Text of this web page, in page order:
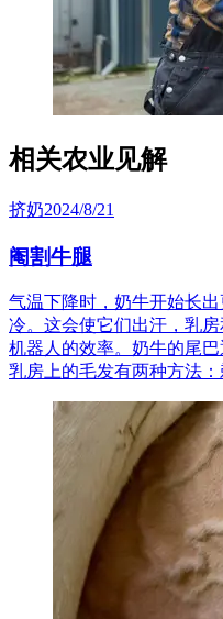
相关农业见解
挤奶2024/8/21
阉割牛腿
气温下降时，奶牛开始长
冷。这会使它们出汗，乳
机器人的效率。奶牛的尾
乳房上的毛发有两种方法：